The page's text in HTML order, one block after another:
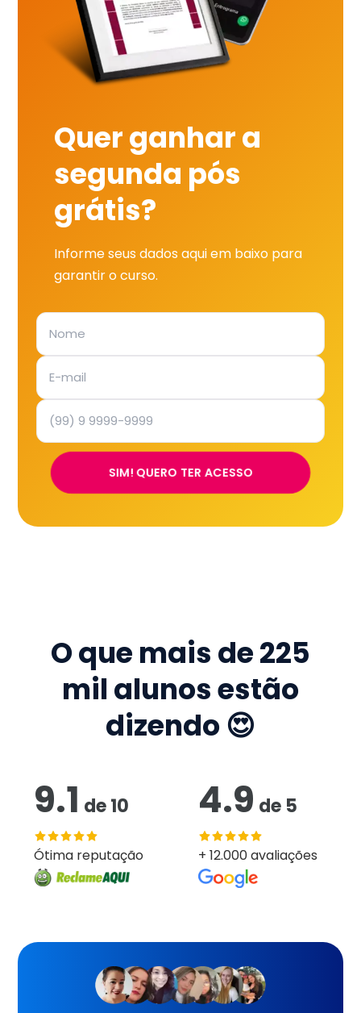
Quer ganhar a
segunda pós
grátis?
Informe seus dados aqui em baixo para
garantir o curso.
SIM! QUERO TER ACESSO
O que mais de225
mil alunos estão
dizendo 😍
9.1 de10
Ótima reputação
4.9 de 5
+ 12.000 avaliações